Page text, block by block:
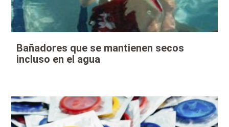
Bañadores que se mantienen secos
incluso en el agua